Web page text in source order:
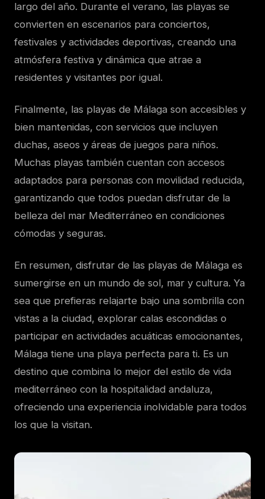
largo del año. Durante el verano, las playas se
convierten en escenarios para conciertos,
festivales y actividades deportivas, creando una
atmósfera festiva y dinámica que atrae a
residentes y visitantes por igual.
Finalmente, las playas de Málaga son accesibles y
bien mantenidas, con servicios que incluyen
duchas, aseos y áreas de juegos para niños.
Muchas playas también cuentan con accesos
adaptados para personas con movilidad reducida,
garantizando que todos puedan disfrutar de la
belleza del mar Mediterráneo en condiciones
cómodas y seguras.
En resumen, disfrutar de las playas de Málaga es
sumergirse en un mundo de sol, mar y cultura. Ya
sea que prefieras relajarte bajo una sombrilla con
vistas a la ciudad, explorar calas escondidas o
participar en actividades acuáticas emocionantes,
Málaga tiene una playa perfecta para ti. Es un
destino que combina lo mejor del estilo de vida
mediterráneo con la hospitalidad andaluza,
ofreciendo una experiencia inolvidable para todos
los que la visitan.